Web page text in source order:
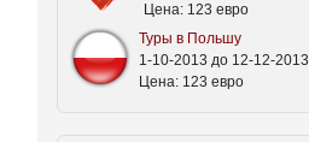
Цена: 123 евро
Туры в Польшу
1-10-2013 до 12-12-2013
Цена: 123 евро